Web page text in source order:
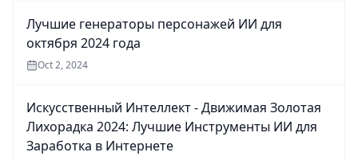
Лучшие генераторы персонажей ИИ для
октября 2024 года
Oct 2, 2024
Искусственный Интеллект - Движимая Золотая
Лихорадка 2024: Лучшие Инструменты ИИ для
Заработка в Интернете